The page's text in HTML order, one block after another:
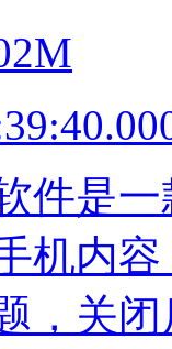
件是
机内
，关